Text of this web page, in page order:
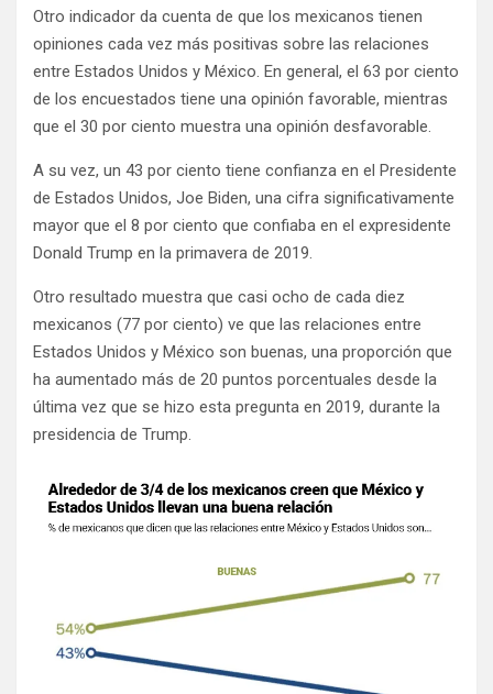
Otro indicador da cuenta de que los mexicanos tienen
opiniones cada vez más positivas sobre las relaciones
entre Estados Unidos y México. En general, el 63 por ciento
de los encuestados tiene una opinión favorable, mientras
que el 30 por ciento muestra una opinión desfavorable.
A su vez, un 43 por ciento tiene confianza en el Presidente
de Estados Unidos, Joe Biden, una cifra significativamente
mayor que el 8 por ciento que confiaba en el expresidente
Donald Trump en la primavera de 2019.
Otro resultado muestra que casi ocho de cada diez
mexicanos (77 por ciento) ve que las relaciones entre
Estados Unidos y México son buenas, una proporción que
ha aumentado más de 20 puntos porcentuales desde la
última vez que se hizo esta pregunta en 2019, durante la
presidencia de Trump.